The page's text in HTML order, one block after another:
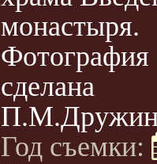
монастыря.
Фотография
сделана
Год съемки: